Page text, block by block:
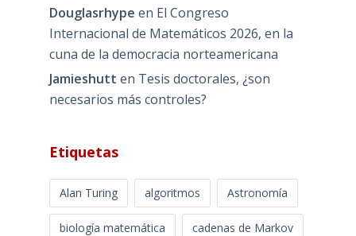
Douglasrhype en El Congreso
Internacional de Matemáticos 2026, en la
cuna de la democracia norteamericana
Jamieshutt en Tesis doctorales, ¿son
necesarios más controles?
Etiquetas
Alan Turing algoritmos Astronomía
biología matemática cadenas de Markov